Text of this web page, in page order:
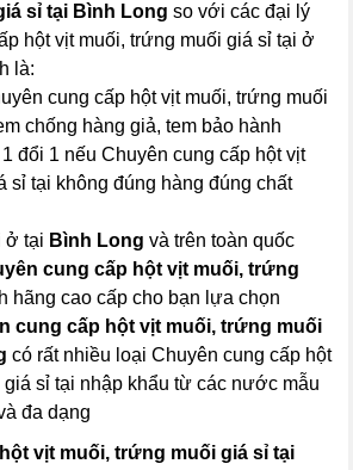
sỉ tại Bình Long so với các đại lý
hột vịt muối, trứng muối giá sỉ tại ở
là:
cung cấp hột vịt muối, trứng muối
chống hàng giả, tem bảo hành
đổi 1 nếu Chuyên cung cấp hột vịt
sỉ tại không đúng hàng đúng chất
ở tại Bình Long và trên toàn quốc
cung cấp hột vịt muối, trứng
hãng cao cấp cho bạn lựa chọn
cung cấp hột vịt muối, trứng muối
có rất nhiều loại Chuyên cung cấp hột
sỉ tại nhập khẩu từ các nước mẫu
đa dạng
vịt muối, trứng muối giá sỉ tại